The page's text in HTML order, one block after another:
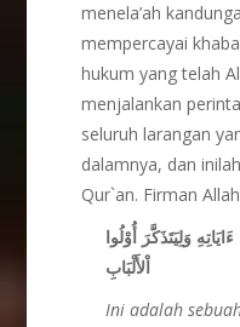
menela’ah
mempercayai
hukum yang telah
menjalankan
seluruh larangan
dalamnya, dan
Qur`an. Firman
وَلِيَتَذَكَّرَ أُوْلُوا
اْلأَلْبَابِ
Ini adalah